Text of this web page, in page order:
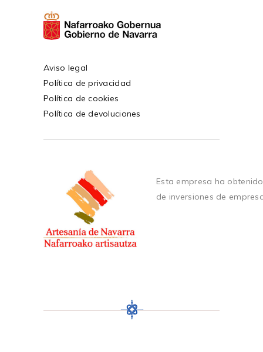
Aviso legal
Política de privacidad
Política de cookies
Política de devoluciones
Esta empresa ha
de inversiones de